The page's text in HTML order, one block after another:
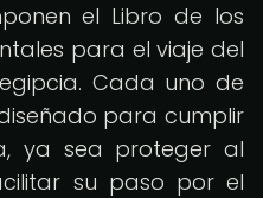
el Libro de los
para el viaje del
Cada uno de
para cumplir
ya sea proteger al
su paso por el